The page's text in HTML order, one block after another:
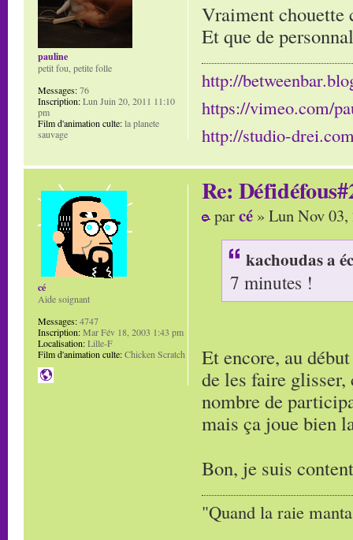
Vraiment chouette
Et que de
http://
https://vimeo.com/
http://studio-
pauline
petit fou, petite folle
Messages:76
Inscription:Lun Juin 20, 2011 11:10
pm
Film d'animation culte:la planete
sauvage
Re:
parcé » Lun Nov
kachoudas a
7 minutes !
Et encore, au
de les faire
nombre de
mais ça joue bien
Bon, je suis
"Quand la raie
cé
Aide soignant
Messages:4747
Inscription:Mar Fév 18, 2003 1:43 pm
Localisation:Lille-F
Film d'animation culte:Chicken Scratch